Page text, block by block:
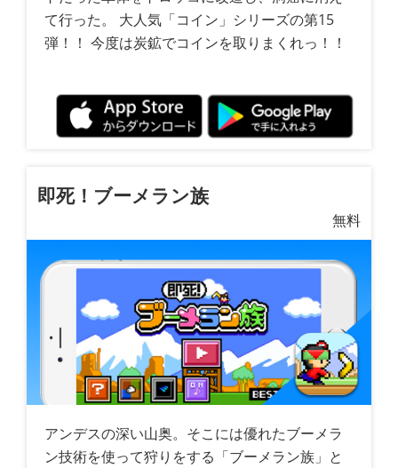
て行った。 大人気「コイン」シリーズの第15
弾！！ 今度は炭鉱でコインを取りまくれっ！！
即死！ブーメラン族
無料
アンデスの深い山奥。そこには優れたブーメラ
ン技術を使って狩りをする「ブーメラン族」と